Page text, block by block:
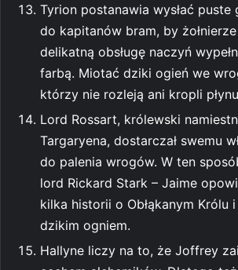
Tyrion postanawia wysłać puste
do kapitanów bram, by
delikatną obsługę naczyń
farbą. Miotać dziki ogień we
którzy nie rozleją ani kropli
Lord Rossart, królewski
Targaryena, dostarczał swemu
do palenia wrogów. W ten
lord Rickard Stark – Jaime
kilka historii o Obłąkanym Królu
dzikim ogniem.
Hallyne liczy na to, że Joffrey